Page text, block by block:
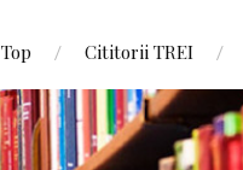
Top Cititorii TREI